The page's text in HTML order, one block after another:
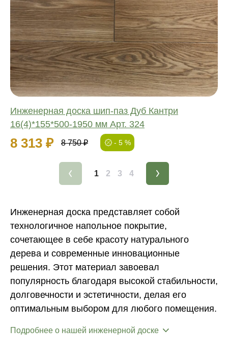
Инженерная доска шип-паз Дуб Кантри
16(4)*155*500-1950 мм Арт. 324
8 313 ₽ 8 750 ₽ - 5 %
Соединение:
Обработка:
Длина:
Ширина:
Толщина:
1 2 3 4
Инженерная доска представляет собой
технологичное напольное покрытие,
сочетающее в себе красоту натурального
дерева и современные инновационные
решения. Этот материал завоевал
популярность благодаря высокой стабильности,
долговечности и эстетичности, делая его
оптимальным выбором для любого помещения.
Подробнее о нашей инженерной доске